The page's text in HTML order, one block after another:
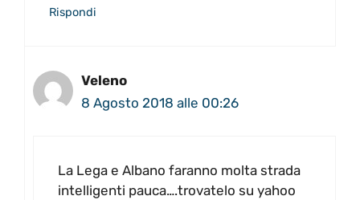
Rispondi
Veleno
8 Agosto 2018 alle 00:26
La Lega e Albano faranno molta strada
intelligenti pauca….trovatelo su yahoo